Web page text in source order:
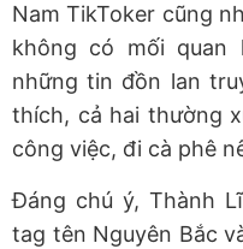
Nam TikToker cũng
không có mối
những tin đồn lan
thích, cả hai thường
công việc, đi cà phê
Đáng chú ý, Thành
tag tên Nguyên Bắc